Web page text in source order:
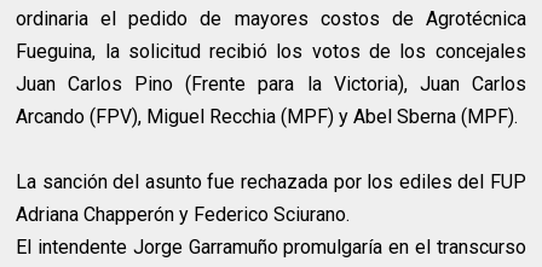
ordinaria el pedido de mayores costos de Agrotécnica
Fueguina, la solicitud recibió los votos de los concejales
Juan Carlos Pino (Frente para la Victoria), Juan Carlos
Arcando (FPV), Miguel Recchia (MPF) y Abel Sberna (MPF).
La sanción del asunto fue rechazada por los ediles del FUP
Adriana Chapperón y Federico Sciurano.
El intendente Jorge Garramuño promulgaría en el transcurso